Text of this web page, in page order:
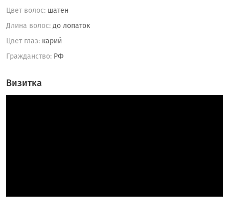
Цвет волос: шатен
Длина волос: до лопаток
Цвет глаз: карий
Гражданство: РФ
Визитка